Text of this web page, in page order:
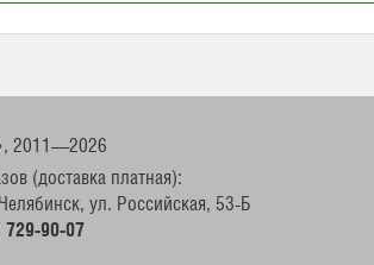
2011—2026
(доставка платная):
ул. Российская, 53-Б
729-90-07